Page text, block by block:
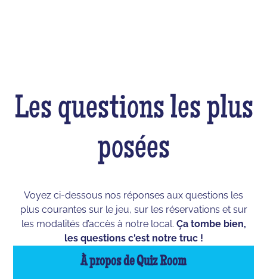
Les questions les plus
posées
Voyez ci-dessous nos réponses aux questions les
plus courantes sur le jeu, sur les réservations et sur
les modalités d’accès à notre local. Ça tombe bien,
les questions c'est notre truc !
À propos de Quiz Room